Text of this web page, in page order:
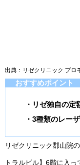
出典：リゼクリニック プロ
おすすめポイント
・リゼ独自の
・3種類のレー
リゼクリニック郡山院
トラルビル】6階に入